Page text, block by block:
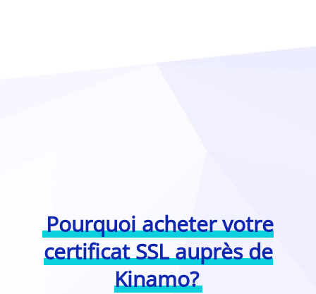
Pourquoi acheter votre
certificat SSL auprès de
Kinamo?